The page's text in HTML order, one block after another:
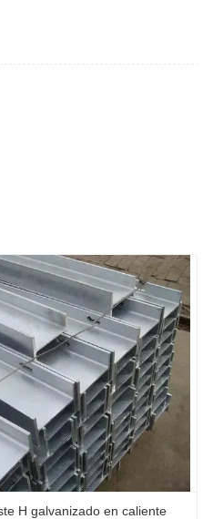
H galvanizado en caliente